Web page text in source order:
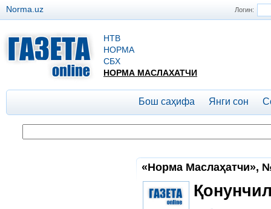
Логин:
Norma.uz
НТВ
НОРМА
СБХ
НОРМА МАСЛАХАТЧИ
Бош саҳифа Янги сон
«Норма Маслаҳатчи»,